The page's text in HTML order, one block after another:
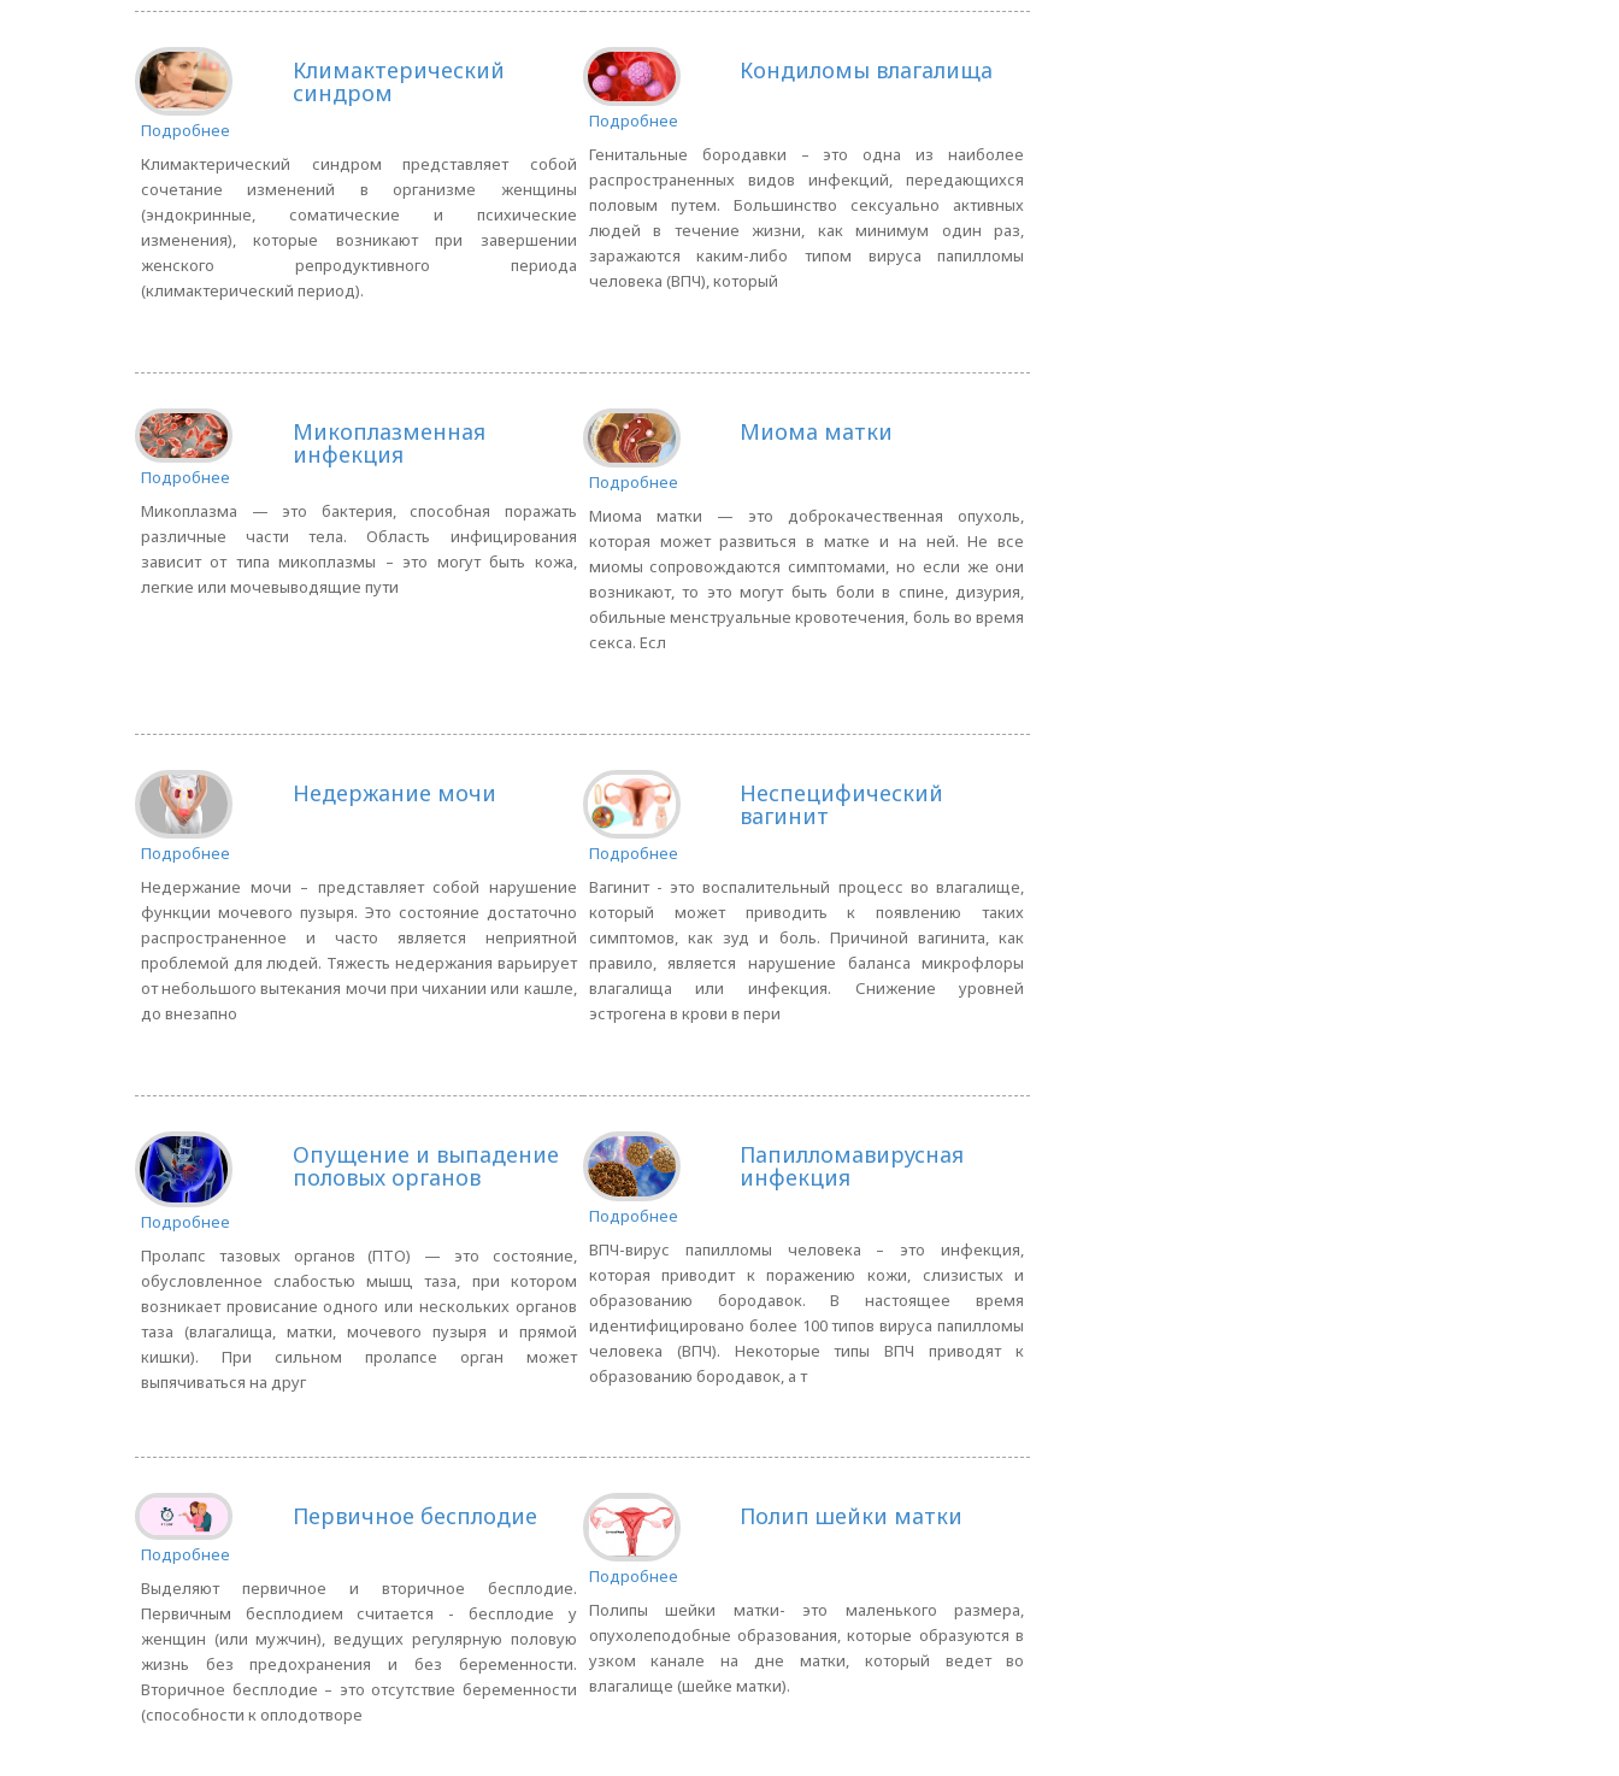
Подробнее
Климактерический
синдром
Климактерический синдром представляет собой
сочетание изменений в организме женщины
(эндокринные, соматические и психические
изменения), которые возникают при завершении
женского репродуктивного периода
(климактерический период).
Подробнее
Кондиломы влагалища
Генитальные бородавки – это одна из наиболее
распространенных видов инфекций, передающихся
половым путем. Большинство сексуально активных
людей в течение жизни, как минимум один раз,
заражаются каким-либо типом вируса папилломы
человека (ВПЧ), который
Подробнее
Микоплазменная
инфекция
Микоплазма — это бактерия, способная поражать
различные части тела. Область инфицирования
зависит от типа микоплазмы – это могут быть кожа,
легкие или мочевыводящие пути
Подробнее
Миома матки
Миома матки — это доброкачественная опухоль,
которая может развиться в матке и на ней. Не все
миомы сопровождаются симптомами, но если же они
возникают, то это могут быть боли в спине, дизурия,
обильные менструальные кровотечения, боль во время
секса. Есл
Подробнее
Недержание мочи
Недержание мочи – представляет собой нарушение
функции мочевого пузыря. Это состояние достаточно
распространенное и часто является неприятной
проблемой для людей. Тяжесть недержания варьирует
от небольшого вытекания мочи при чихании или кашле,
до внезапно
Подробнее
Неспецифический
вагинит
Вагинит - это воспалительный процесс во влагалище,
который может приводить к появлению таких
симптомов, как зуд и боль. Причиной вагинита, как
правило, является нарушение баланса микрофлоры
влагалища или инфекция. Снижение уровней
эстрогена в крови в пери
Подробнее
Опущение и выпадение
половых органов
Пролапс тазовых органов (ПТО) — это состояние,
обусловленное слабостью мышц таза, при котором
возникает провисание одного или нескольких органов
таза (влагалища, матки, мочевого пузыря и прямой
кишки). При сильном пролапсе орган может
выпячиваться на друг
Подробнее
Папилломавирусная
инфекция
ВПЧ-вирус папилломы человека – это инфекция,
которая приводит к поражению кожи, слизистых и
образованию бородавок. В настоящее время
идентифицировано более 100 типов вируса папилломы
человека (ВПЧ). Некоторые типы ВПЧ приводят к
образованию бородавок, а т
Подробнее
Первичное бесплодие
Выделяют первичное и вторичное бесплодие.
Первичным бесплодием считается - бесплодие у
женщин (или мужчин), ведущих регулярную половую
жизнь без предохранения и без беременности.
Вторичное бесплодие – это отсутствие беременности
(способности к оплодотворе
Подробнее
Полип шейки матки
Полипы шейки матки- это маленького размера,
опухолеподобные образования, которые образуются в
узком канале на дне матки, который ведет во
влагалище (шейке матки).